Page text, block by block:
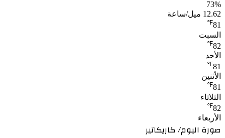
73%
12.62 ميل/ساعة
81
℉
السبت
82
℉
الأحد
81
℉
الأثنين
81
℉
الثلاثاء
82
℉
الأربعاء
صورة اليوم/ كاريكاتير